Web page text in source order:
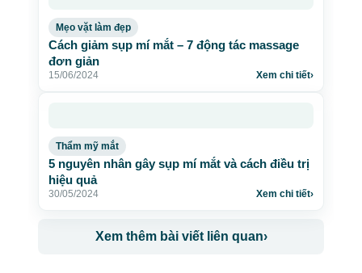
Mẹo vặt làm đẹp
Cách giảm sụp mí mắt – 7 động tác massage
đơn giản
15/06/2024 Xem chi tiết›
Thẩm mỹ mắt
5 nguyên nhân gây sụp mí mắt và cách điều trị
hiệu quả
30/05/2024 Xem chi tiết›
Xem thêm bài viết liên quan›